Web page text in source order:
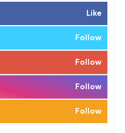
Like
Follow
Follow
Follow
Follow